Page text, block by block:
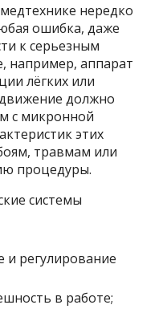
нередко
ошибка, даже
к серьезным
например, аппарат
лёгких или
должно
с микронной
этих
травмам или
процедуры.
системы
и регулирование
в работе;